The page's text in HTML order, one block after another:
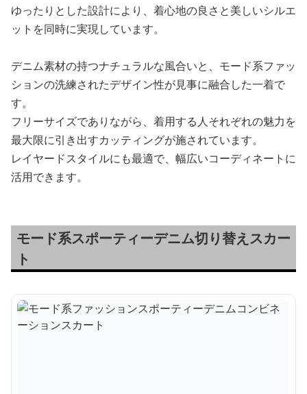
ゆったりとした設計により、着心地の良さと美しいシルエ
ットを同時に実現しています。
デニム素材の持つナチュラルな風合いと、モード系ファッ
ションの洗練されたデザイン性が見事に融合した一着で
す。
フリーサイズでありながら、着用する人それぞれの魅力を
最大限に引き出すカッティングが施されています。
レイヤードスタイルにも最適で、幅広いコーディネートに
活用できます。
モード系スポーティーデニム切り替えスカー
ト